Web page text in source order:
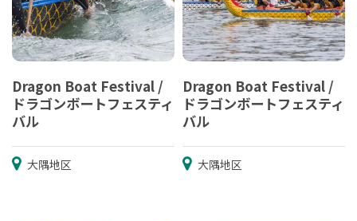
Dragon Boat Festival /
ドラゴンボートフェスティ
バル
大隅地区
Dragon Boat Festival /
ドラゴンボートフェスティ
バル
大隅地区